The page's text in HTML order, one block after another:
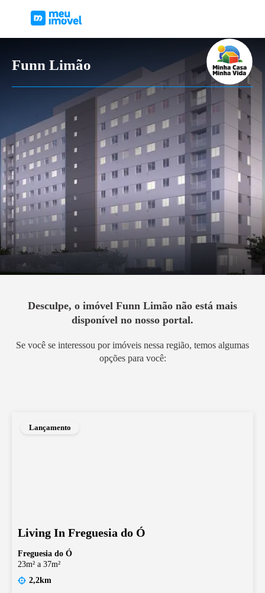
Funn Limão
Desculpe, o imóvel Funn Limão não está mais
disponível no nosso portal.
Se você se interessou por imóveis nessa região, temos algumas
opções para você:
Lançamento
Living In Freguesia do Ó
Freguesia do Ó
23m² a 37m²
2,2km